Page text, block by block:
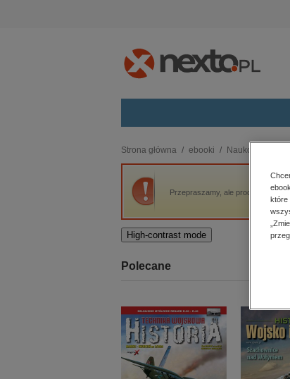
budownictwo, aranżacja wnętrz
biznesowe, branżowe,
darmowe wydania
edukacja
kobiece, lifestyle, kultura
Strona główna ebooki Naukowe i
Przepraszamy, ale produkt
High-contrast mode
Polecane
które